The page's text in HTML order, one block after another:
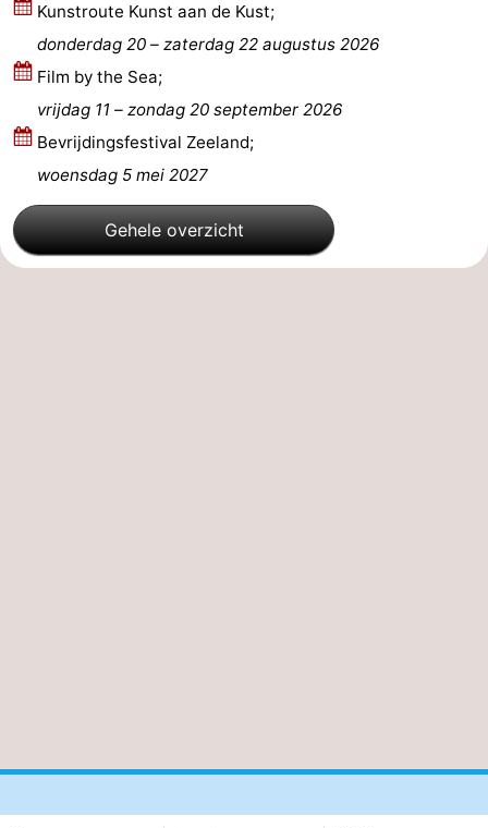
Oosterschelde
Burgh
Haamstede
Natuur
Kop
van
Schouwen
Walcheren
-
Veere
Natuur
Oranjezon
-
Oostkapelle
-
Kunstroute Kunst aan de Kust;
donderdag 20 – zaterdag 22 augustus 2026
Film by the Sea;
vrijdag 11 – zondag 20 september 2026
Bevrijdingsfestival Zeeland;
woensdag 5 mei 2027
Gehele overzicht